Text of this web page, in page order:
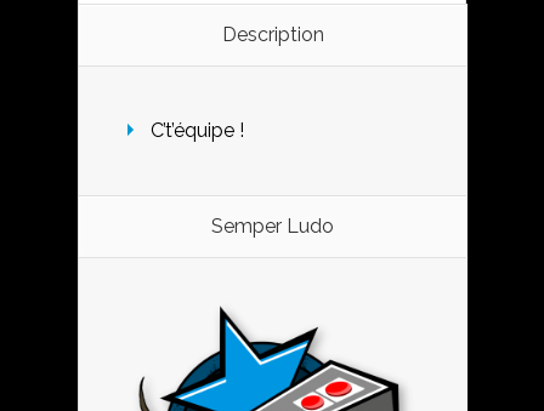
Description
C’t’équipe !
Semper Ludo